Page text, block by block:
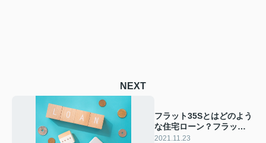
NEXT
フラット35Sとはどのよう
な住宅ローン？フラット
35との違いも解説！
2021.11.23